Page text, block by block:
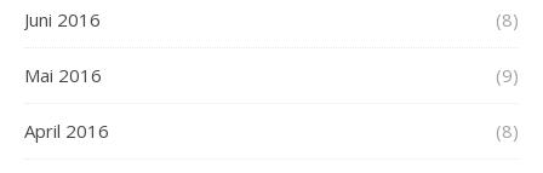
Juni 2016 (8)
Mai 2016 (9)
April 2016 (8)